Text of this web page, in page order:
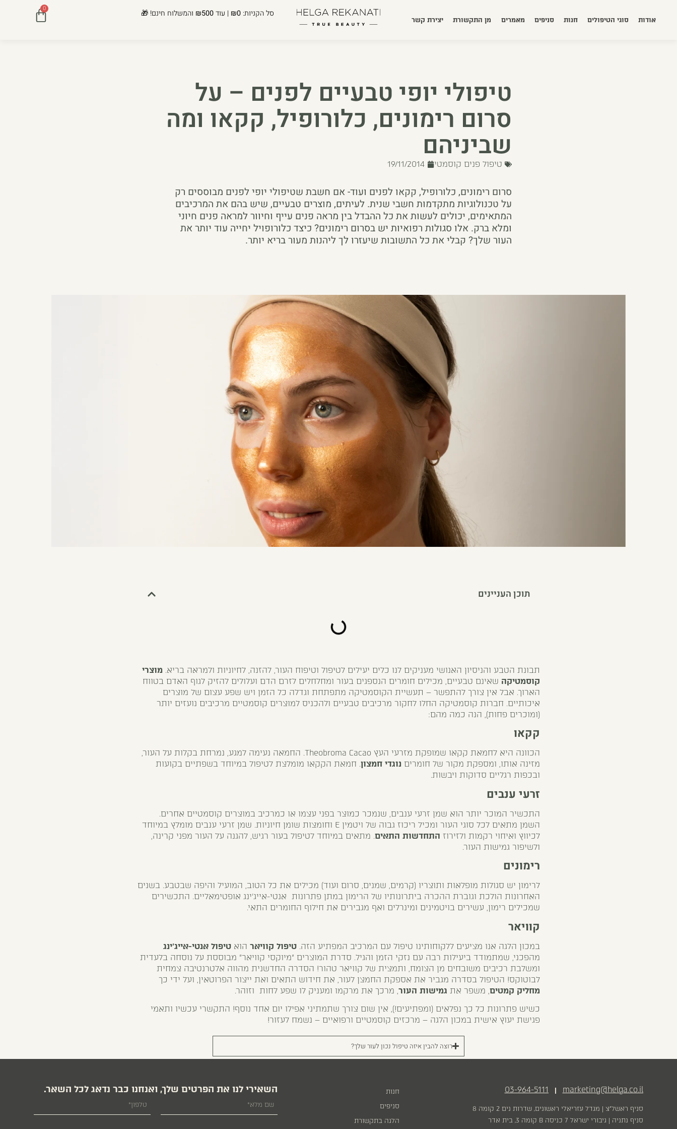
אודות סוגי הטיפולים חנות סניפים מאמרים מן התקשורת יצירת קשר
סל הקניות: ₪0 | עוד₪500 והמשלוח חינם! 🎁 0
טיפולי יופי טבעיים לפנים – על
סרום רימונים, כלורופיל, קקאו ומה
שביניהם
טיפול פנים קוסמטי 19/11/2014
סרום רימונים, כלורופיל, קקאו לפנים ועוד- אם חשבת שטיפולי יופי לפנים מבוססים רק
על טכנולוגיות מתקדמות חשבי שנית. לעיתים, מוצרים טבעיים, שיש בהם את המרכיבים
המתאימים, יכולים לעשות את כל ההבדל בין מראה פנים עייף וחיוור למראה פנים חיוני
ומלא ברק. אלו סגולות רפואיות יש בסרום רימונים? כיצד כלורופויל יחייה עוד יותר את
העור שלך? קבלי את כל התשובות שיעזרו לך ליהנות מעור בריא יותר.
תוכן העניינים
תבונת הטבע והניסיון האנושי מעניקים לנו כלים יעילים לטיפול וטיפוח העור, להזנה, לחיוניות ולמראה בריא. מוצרי
קוסמטיקה שאינם טבעיים, מכילים חומרים הנספגים בעור ומחלחלים לזרם הדם ועלולים להזיק לגוף האדם בטווח
הארוך. אבל אין צורך להתפשר – תעשיית הקוסמטיקה מתפתחת וגדלה כל הזמן ויש שפע עצום של מוצרים
איכותיים. חברות קוסמטיקה החלו לחקור מרכיבים טבעיים ולהכניס למוצרים קוסמטיים מרכיבים נועזים יותר
(ומוכרים פחות), הנה כמה מהם:
קקאו
הכוונה היא לחמאת קקאו שמופקת מזרעי העץ Theobroma Cacao. החמאה נעימה למגע, נמרחת בקלות על העור,
מזינה אותו, ומספקת מקור של חומרים נוגדי חמצון. חמאת הקקאו מומלצת לטיפול במיוחד בשפתיים בקועות
ובכפות רגליים סדוקות ויבשות.
זרעי ענבים
התכשיר המוכר יותר הוא שמן זרעי ענבים, שנמכר כמוצר בפני עצמו או כמרכיב במוצרים קוסמטיים אחרים.
השמן מתאים לכל סוגי העור ומכיל ריכוז גבוה של ויטמין E וחומצות שומן חיוניות. שמן זרעי ענבים מומלץ במיוחד
לכיווץ ואיחוי רקמות ולזירוז התחדשות התאים. מתאים במיוחד לטיפול בעור רגיש, להגנה על העור מפני קרינה,
ולשיפור גמישות העור.
רימונים
לרימון יש סגולות מופלאות ותוצריו (קרמים, שמנים, סרום ועוד) מכילים את כל הטוב, המועיל והיפה שבטבע. בשנים
האחרונות הולכת וגוברת ההכרה ביתרונותיו של הרימון במתן פתרונות אנטי-אייג'ינג אופטימאליים. התכשירים
שמכילים רימון, עשירים בויטמינים ומינרלים ואף מגבירים את חילוף החומרים התאי.
קוויאר
במכון הלגה אנו מציעים ללקוחותינו טיפול עם המרכיב המפתיע הזה. טיפול קוויאר הוא טיפול אנטי-אייג'ינג
מהפכני, שמתמודד ביעילות רבה עם נזקי הזמן והגיל. סדרת המוצרים "מיוקסי קוויאר" מבוססת על נוסחה בלעדית
ומשלבת רכיבים משובחים מן הצומח, ותמצית של קוויאר טהור! הסדרה החדשנית מהווה אלטרנטיבה צמחית
לבוטוקס! הטיפול בסדרה מגביר את אספקת החמצן לעור, את חידוש התאים ואת ייצור הפרוטאין, ועל ידי כך
מחליק קמטים , משפר את גמישות העור , מרכך את מרקמו ומעניק לו שפע לחות וזוהר.
כשיש פתרונות כל כך נפלאים (ומפתיעים!), אין שום צורך שתמתיני אפילו יום אחד נוסף! התקשרי עכשיו ותאמי
פגישת יעוץ אישית במכון הלגה – מרכזים קוסמטיים ורפואיים – נשמח לעזור!
רוצה להבין איזה טיפול נכון לעור שלך?
03-964-5111 | marketing@helga.co.il
סניף ראשל״צ | מגדל עזריאלי ראשונים, שדרות נים 2 קומה 8
סניף נתניה | גיבורי ישראל 7 כניסה B קומה 3, בית אדר
חנות
סניפים
הלגה בתקשורת
השאירי לנו את הפרטים שלך, ואנחנו כבר נדאג לכל השאר.